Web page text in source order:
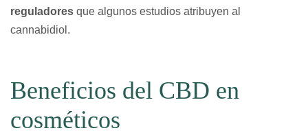
reguladores que algunos estudios atribuyen al
cannabidiol.
Beneficios del CBD en
cosméticos